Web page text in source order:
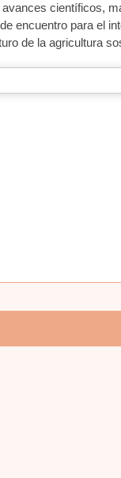
avances científicos,
encuentro para el
de la agricultura